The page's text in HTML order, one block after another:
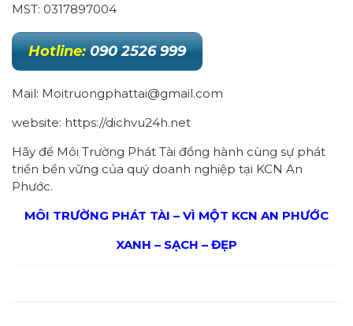
MST: 0317897004
Hotline: 090 2526 999
Mail: Moitruongphattai@gmail.com
website: https://dichvu24h.net
Hãy để Môi Trường Phát Tài đồng hành cùng sự phát
triển bền vững của quý doanh nghiệp tại KCN An
Phước.
MÔI TRƯỜNG PHÁT TÀI – VÌ MỘT KCN AN PHƯỚC
XANH – SẠCH – ĐẸP